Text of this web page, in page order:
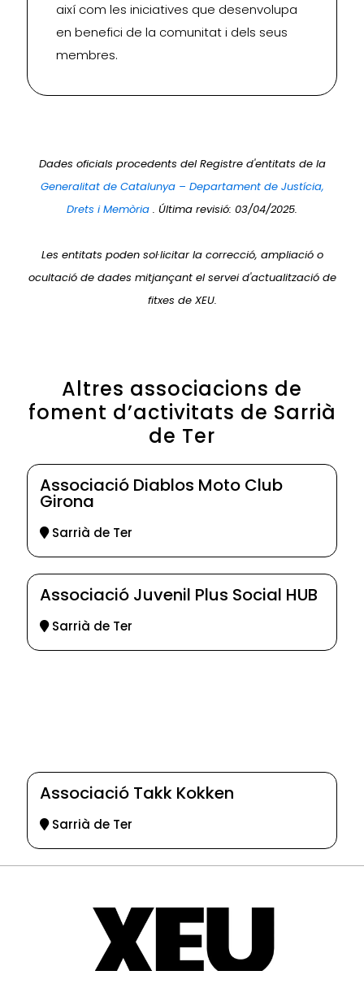
així com les iniciatives que desenvolupa
en benefici de la comunitat i dels seus
membres.
Dades oficials procedents del Registre d'entitats de la
Generalitat de Catalunya – Departament de Justícia,
Drets i Memòria . Última revisió: 03/04/2025.
Les entitats poden sol·licitar la correcció, ampliació o
ocultació de dades mitjançant el servei d'actualització de
fitxes de XEU.
Altres associacions de
foment d’activitats de Sarrià
de Ter
Associació Diablos Moto Club
Girona
Sarrià de Ter
Associació Juvenil Plus Social HUB
Sarrià de Ter
Associació Takk Kokken
Sarrià de Ter